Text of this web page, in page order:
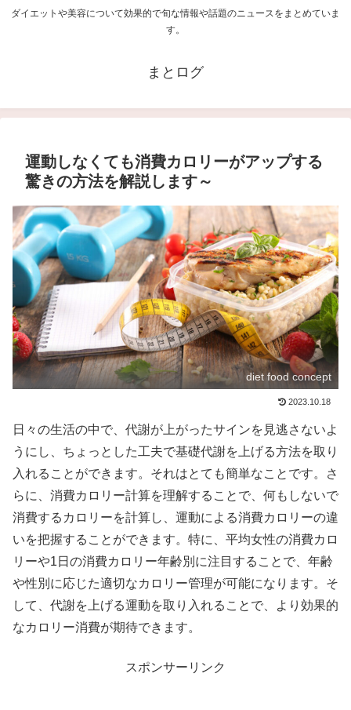
ダイエットや美容について効果的で旬な情報や話題のニュースをまとめていま
す。
まとログ
運動しなくても消費カロリーがアップする
驚きの方法を解説します～
diet food concept
2023.10.18
日々の生活の中で、代謝が上がったサインを見逃さないよ
うにし、ちょっとした工夫で基礎代謝を上げる方法を取り
入れることができます。それはとても簡単なことです。さ
らに、消費カロリー計算を理解することで、何もしないで
消費するカロリーを計算し、運動による消費カロリーの違
いを把握することができます。特に、平均女性の消費カロ
リーや1日の消費カロリー年齢別に注目することで、年齢
や性別に応じた適切なカロリー管理が可能になります。そ
して、代謝を上げる運動を取り入れることで、より効果的
なカロリー消費が期待できます。
スポンサーリンク